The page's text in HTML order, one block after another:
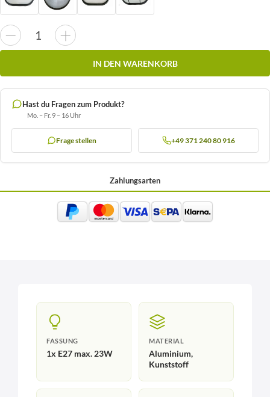
IN DEN WARENKORB
Hast du Fragen zum Produkt?
Mo. – Fr. 9 – 16 Uhr
Frage stellen +49 371 240 80 916
Zahlungsarten
FASSUNG
1x E27 max. 23W
MATERIAL
Aluminium,
Kunststoff